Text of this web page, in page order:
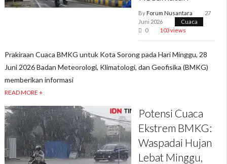
ByForum Nusantara
27
Juni 2026
Cuaca
0
103 views
Prakiraan Cuaca BMKG untuk Kota Sorong pada Hari Minggu, 28
Juni 2026 Badan Meteorologi, Klimatologi, dan Geofisika (BMKG)
memberikan informasi
READ MORE +
Potensi Cuaca
Ekstrem BMKG:
Waspadai Hujan
Lebat Minggu,